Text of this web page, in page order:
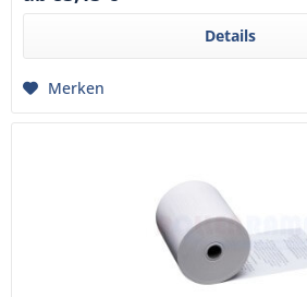
Details
Merken